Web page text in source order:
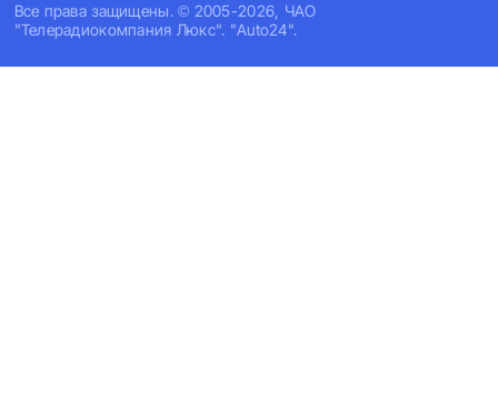
Все права защищены. © 2005-2026, ЧАО
"Телерадиокомпания Люкс". "Auto24".